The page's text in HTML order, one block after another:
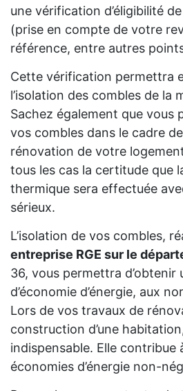
une vérification d’éligibilité
(prise en compte de votre
référence, entre autres
Cette vérification permettra
l’isolation des combles de la
Sachez également que vous
vos combles dans le cadre
rénovation de votre
tous les cas la certitude que
thermique sera effectuée
sérieux.
L’isolation de vos combles,
entreprise RGE sur le
36, vous permettra
d’économie d’énergie, aux
Lors de vos travaux de
construction d’une
indispensable. Elle contribue
économies d’énergie non-